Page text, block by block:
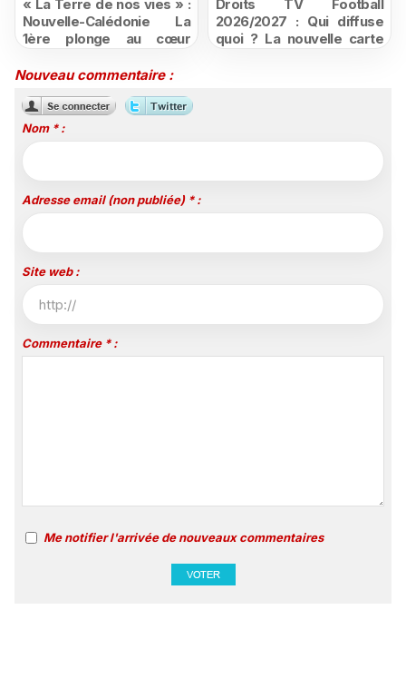
« La Terre de nos vies » :
Nouvelle-Calédonie La
1ère plonge au cœur
mutation
Droits TV Football
2026/2027 : Qui diffuse
quoi ? La nouvelle carte
Nouveau commentaire :
Nom * :
Adresse email (non publiée) * :
Site web :
Commentaire * :
Me notifier l'arrivée de nouveaux commentaires